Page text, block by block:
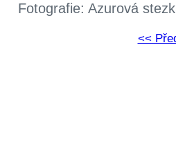
Fotografie: Azurová
<<